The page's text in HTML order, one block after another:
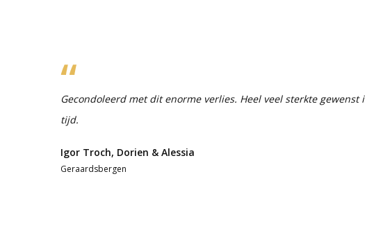
Gecondoleerd met dit enorme verlies. Heel veel sterkte gewenst
tijd.
Igor Troch, Dorien & Alessia
Geraardsbergen